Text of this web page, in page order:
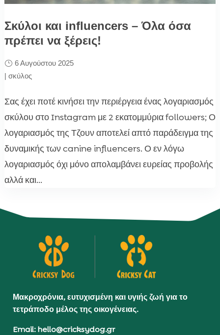
Σκύλοι και influencers – Όλα όσα
πρέπει να ξέρεις!
6 Αυγούστου 2025
| σκύλος
Σας έχει ποτέ κινήσει την περιέργεια ένας λογαριασμός
σκύλου στο Instagram με 2 εκατομμύρια followers; Ο
λογαριασμός της Τζουν αποτελεί απτό παράδειγμα της
δυναμικής των canine influencers. Ο εν λόγω
λογαριασμός όχι μόνο απολαμβάνει ευρείας προβολής
αλλά και...
Μακροχρόνια, ευτυχισμένη και υγιής ζωή για το
τετράποδο μέλος της οικογένειας.
Email: hello@cricksydog.gr